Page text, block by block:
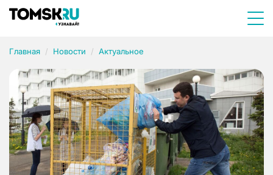
Главная Новости Актуальное